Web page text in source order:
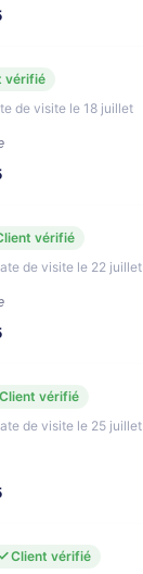
vérifié
de visite le 18 juillet
vérifié
de visite le 22 juillet
Client vérifié
de visite le 25 juillet
Client vérifié